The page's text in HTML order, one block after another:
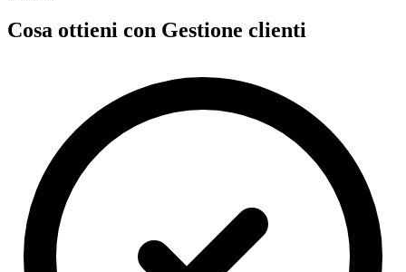
Cosa ottieni con Gestione clienti